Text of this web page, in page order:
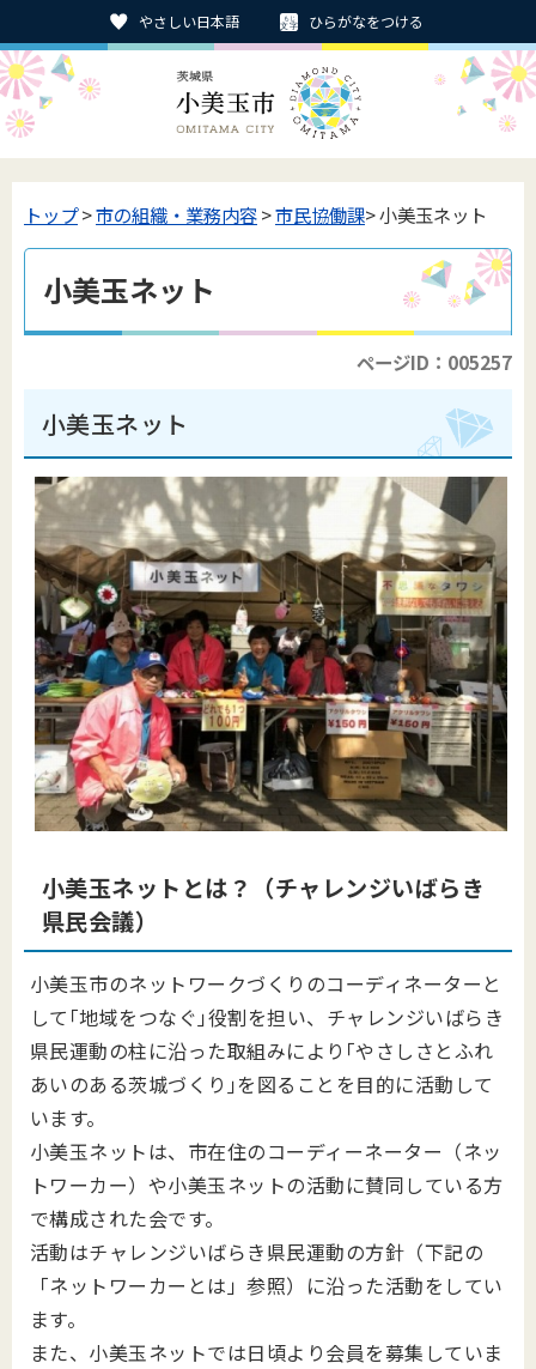
やさしい日本語 ひらがなをつける
トップ>市の組織・業務内容>市民協働課> 小美玉ネット
小美玉ネット
ページID：005257
小美玉ネット
小美玉ネットとは？（チャレンジいばらき
県民会議）
小美玉市のネットワークづくりのコーディネーターと
して｢地域をつなぐ｣役割を担い、チャレンジいばらき
県民運動の柱に沿った取組みにより｢やさしさとふれ
あいのある茨城づくり｣を図ることを目的に活動して
います。
小美玉ネットは、市在住のコーディーネーター（ネッ
トワーカー）や小美玉ネットの活動に賛同している方
で構成された会です。
活動はチャレンジいばらき県民運動の方針（下記の
「ネットワーカーとは」参照）に沿った活動をしてい
ます。
また、小美玉ネットでは日頃より会員を募集していま